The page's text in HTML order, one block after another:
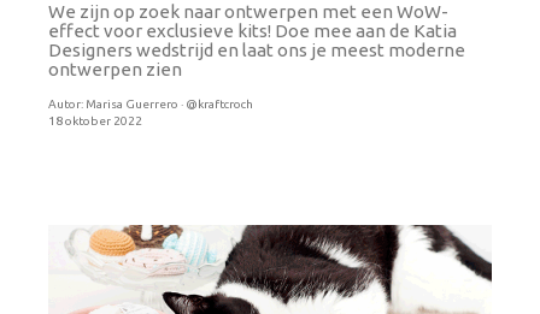
We zijn op zoek naar ontwerpen met een WoW-
effect voor exclusieve kits! Doe mee aan de Katia
Designers wedstrijd en laat ons je meest moderne
ontwerpen zien
Autor: Marisa Guerrero · @kraftcroch
18 oktober 2022